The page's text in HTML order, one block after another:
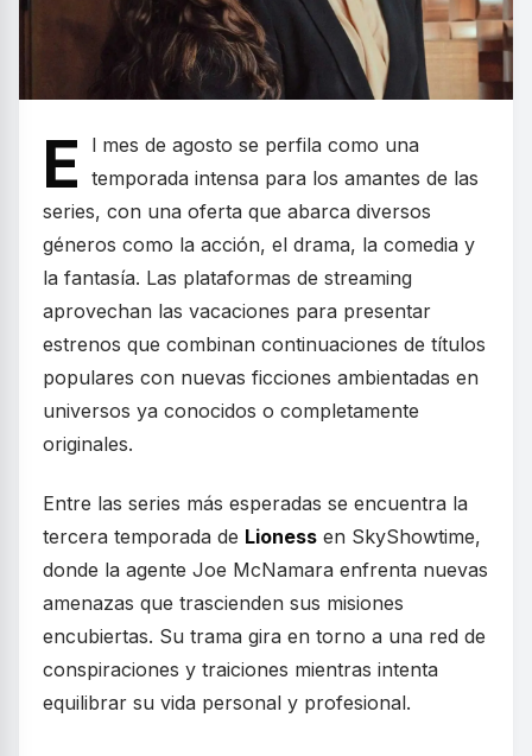
E
l mes de agosto se perfila como una
temporada intensa para los amantes de las
series, con una oferta que abarca diversos
géneros como la acción, el drama, la comedia y
la fantasía. Las plataformas de streaming
aprovechan las vacaciones para presentar
estrenos que combinan continuaciones de títulos
populares con nuevas ficciones ambientadas en
universos ya conocidos o completamente
originales.
Entre las series más esperadas se encuentra la
tercera temporada de Lioness en SkyShowtime,
donde la agente Joe McNamara enfrenta nuevas
amenazas que trascienden sus misiones
encubiertas. Su trama gira en torno a una red de
conspiraciones y traiciones mientras intenta
equilibrar su vida personal y profesional.